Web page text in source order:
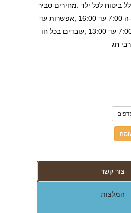
ביטוח לכל ילד .מחירים סביר
ים .שעות פעילות:א-ה 7:00 עד 16:00 ,אפשרות עד
שעה 18:00, שישי :7:00 עד 13:00 ,עובדים בכל חו
חג
צור קשר
המלצות